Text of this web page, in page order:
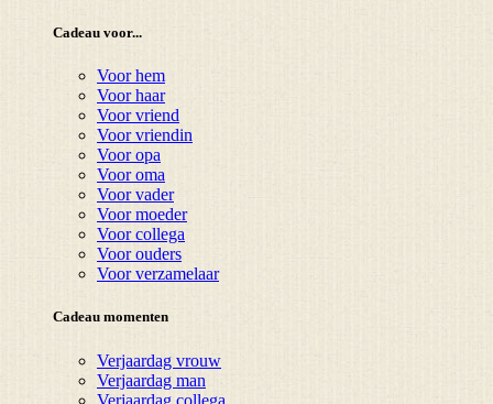
Cadeau voor...
Voor hem
Voor haar
Voor vriend
Voor vriendin
Voor opa
Voor oma
Voor vader
Voor moeder
Voor collega
Voor ouders
Voor verzamelaar
Cadeau momenten
Verjaardag vrouw
Verjaardag man
Verjaardag collega